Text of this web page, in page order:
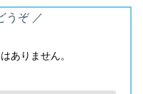
うぞ
ありません。